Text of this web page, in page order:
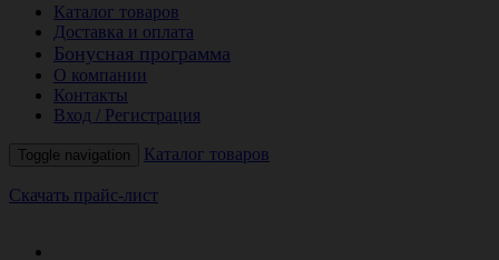
Каталог товаров
Доставка и оплата
Бонусная программа
О компании
Контакты
Вход / Регистрация
Toggle navigation Каталог товаров
Скачать прайс-лист